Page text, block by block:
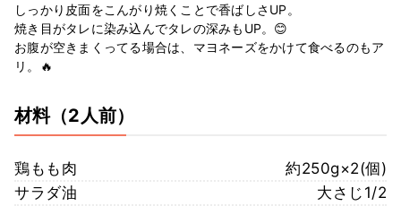
しっかり皮面をこんがり焼くことで香ばしさUP。
焼き目がタレに染み込んでタレの深みもUP。😊
お腹が空きまくってる場合は、マヨネーズをかけて食べるのもア
リ。🔥
材料（2人前）
鶏もも肉
約250g×2(個)
サラダ油
大さじ1/2